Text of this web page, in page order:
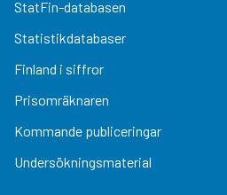
StatFin-databasen
Statistikdatabaser
Finland i siffror
Prisomräknaren
Kommande publiceringar
Undersökningsmaterial